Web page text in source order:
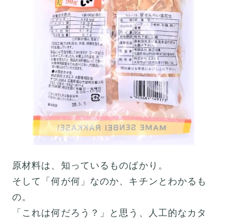
原材料は、知っているものばかり。
そして「何が何」なのか、キチンとわかるも
の。
「これは何だろう？」と思う、人工的なカタ